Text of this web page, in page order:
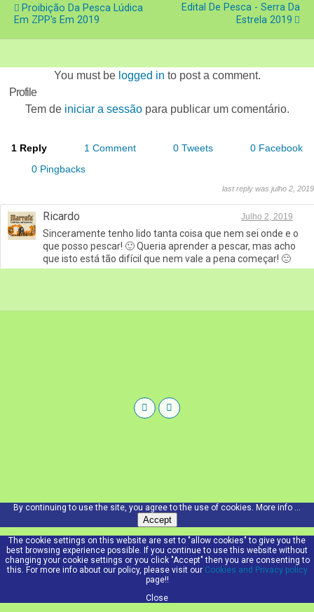
Proibição Da Pesca Lúdica
Em ZPP's Em 2019
Edital De Pesca - Serra Da
Estrela 2019
You must be logged in to post a comment.
Profile
Tem de iniciar a sessãopara publicar um comentário.
1 Reply 1 Comment 0 Tweets
0 Facebook
0 Pingbacks
last reply was julho 2, 2019
Ricardo Julho 2, 2019
Sinceramente tenho lido tanta coisa que nem sei onde e o
que posso pescar! 🙂 Queria aprender a pescar, mas acho
que isto está tão difícil que nem vale a pena começar! 🙁
By continuing to use the site, you agree to the use of cookies. More info ...
Accept
The cookie settings on this website are set to "allow cookies" to give you the
best browsing experience possible. If you continue to use this website without
changing your cookie settings or you click "Accept" then you are consenting to
this. For more info about our policy, please visit our Cookies and Privacy policy
page!!
Close